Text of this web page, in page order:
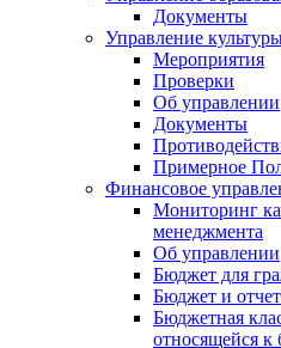
Документы
Управление
Мероприятия
Проверки
Об управлении
Документы
Примерное
Финансовое
Мониторинг
менеджмента
Об управлении
Бюджет для
Бюджет и
Бюджетная
относящейся